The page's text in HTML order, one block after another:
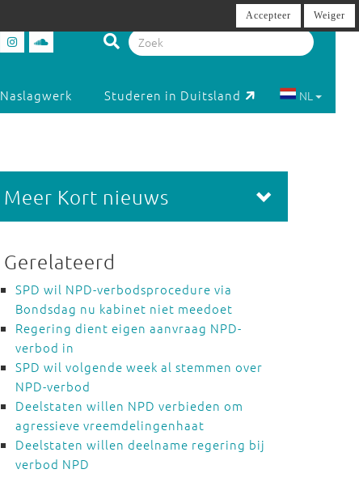
Naslagwerk Studeren in Duitsland NL
Meer Kort nieuws
Gerelateerd
SPD wil NPD-verbodsprocedure via
Bondsdag nu kabinet niet meedoet
Regering dient eigen aanvraag NPD-
verbod in
SPD wil volgende week al stemmen over
NPD-verbod
Deelstaten willen NPD verbieden om
agressieve vreemdelingenhaat
Deelstaten willen deelname regering bij
verbod NPD
Accepteer Weiger